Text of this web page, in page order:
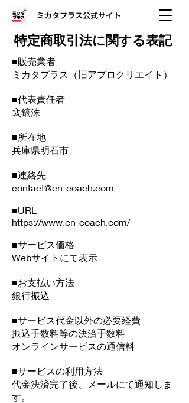
ミカタプラス公式サイト
​特定商取引法に関する表記
■販売業者
ミカタプラス（旧アプロクリエイト）
■代表責任者
裵鎬洙
■所在地
​兵庫県明石市
■連絡先
contact@en-coach.com
■URL
https://www.en-coach.com/
■サービス価格
Webサイトにて表示
■お支払い方法
銀行振込
■サービス代金以外の必要経費
振込手数料等の決済手数料
オンラインサービスの通信料
■サービスの利用方法
代金決済完了後、メールにて通知しま
す。